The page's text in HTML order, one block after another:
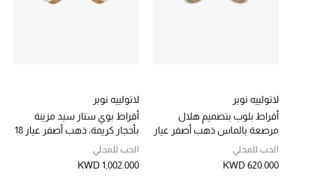
لاتولييه نوبر
أقراط بلوب بتصميم هلال
مرصعة بالماس ذهب أصفر عيار
18
الحب للمحلي
KWD 620.000
لاتولييه نوبر
أقراط بوي ستار سيد مزينة
بأحجار كريمة، ذهب أصفر عيار 18
قيراط
الحب للمحلي
KWD 1,002.000